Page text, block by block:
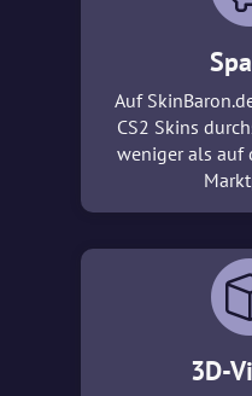
Auf
CS2 Skins
weniger als auf
3D-